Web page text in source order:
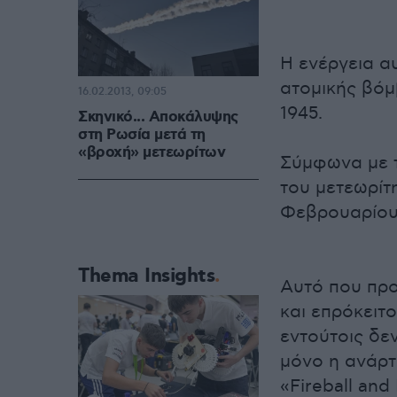
Η ενέργεια
ατομικής
1945.
Σύμφωνα με
του
Αυτό που
και
εντούτοις
μόνο η
«Fireball and
Σκηνικό... Αποκάλυψης
στη Ρωσία μετά τη
«βροχή» μετεωρίτων
16.02.2013, 09:05
Thema Insights